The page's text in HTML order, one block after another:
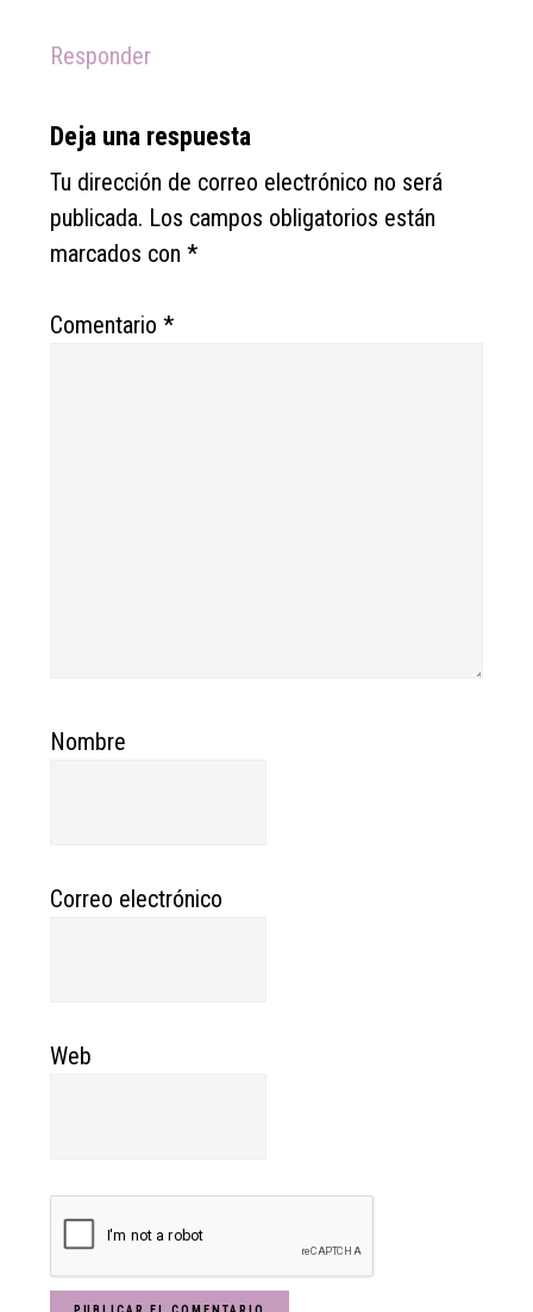
Responder
Deja una respuesta
Tu dirección de correo electrónico no será
publicada. Los campos obligatorios están
marcados con*
Comentario*
Nombre
Correo electrónico
Web